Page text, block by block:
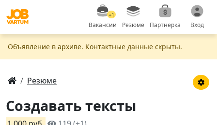
+1
Вакансии Резюме Партнерка Вход
Объявление в apxивe. Контактные данные скрыты.
Резюме
Создавать тексты